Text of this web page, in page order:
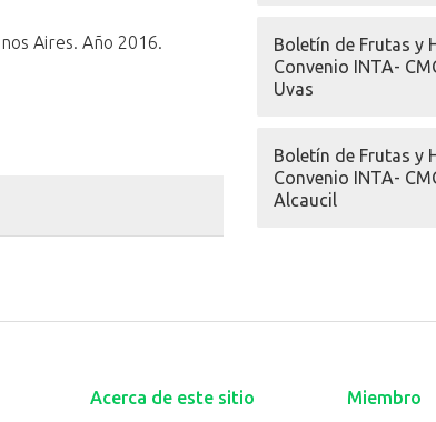
Aires. Año 2016.
Boletín de Frutas y
Convenio INTA-
Uvas
Boletín de Frutas y
Convenio INTA-
Alcaucil
Acerca de este sitio Miembro